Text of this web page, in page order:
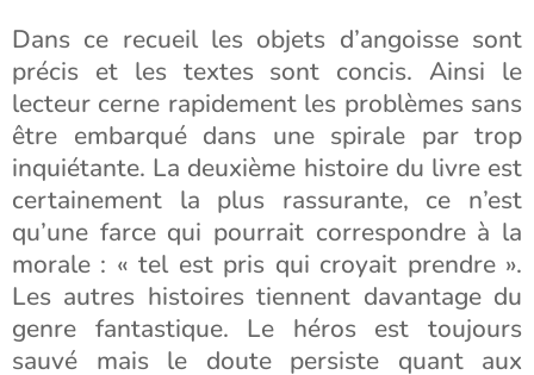
Dans ce recueil les objets d’angoisse sont
précis et les textes sont concis. Ainsi le
lecteur cerne rapidement les problèmes sans
être embarqué dans une spirale par trop
inquiétante. La deuxième histoire du livre est
certainement la plus rassurante, ce n’est
qu’une farce qui pourrait correspondre à la
morale : « tel est pris qui croyait prendre ».
Les autres histoires tiennent davantage du
genre fantastique. Le héros est toujours
sauvé mais le doute persiste quant aux